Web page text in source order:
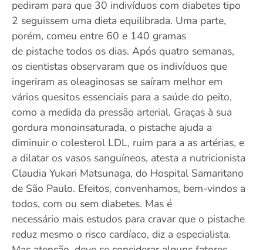
pediram para que 30 indivíduos com diabetes tipo
2 seguissem uma dieta equilibrada. Uma parte,
porém, comeu entre 60 e 140 gramas
de pistache todos os dias. Após quatro semanas,
os cientistas observaram que os indivíduos que
ingeriram as oleaginosas se saíram melhor em
vários quesitos essenciais para a saúde do peito,
como a medida da pressão arterial. Graças à sua
gordura monoinsaturada, o pistache ajuda a
diminuir o colesterol LDL, ruim para a as artérias, e
a dilatar os vasos sanguíneos, atesta a nutricionista
Claudia Yukari Matsunaga, do Hospital Samaritano
de São Paulo. Efeitos, convenhamos, bem-vindos a
todos, com ou sem diabetes. Mas é
necessário mais estudos para cravar que o pistache
reduz mesmo o risco cardíaco, diz a especialista.